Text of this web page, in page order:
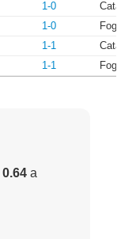
1-0
1-0
1-1
1-1
0.64 a